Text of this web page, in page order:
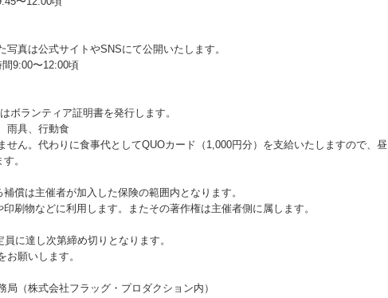
真は公式サイトやSNSにて公開いたします。
間9:00〜12:00頃
ボランティア証明書を発行します。
雨具、行動食
せん。代わりに食事代としてQUOカード（1,000円分）を支給いたしますので、昼
。
償は主催者が加入した保険の範囲内となります。
刷物などに利用します。またその著作権は主催者側に属します。
に達し次第締め切りとなります。
願いします。
（株式会社フラッグ・プロダクション内）